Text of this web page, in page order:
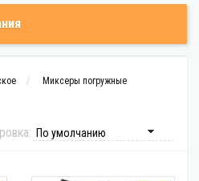
Миксеры погружные